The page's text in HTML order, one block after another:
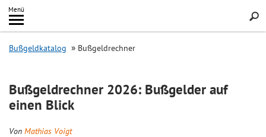
Inhalt
springen
Menü
Search
Bußgeldkatalog Bußgeldrechner
Bußgeldrechner 2026: Bußgelder auf
einen Blick
Von Mathias Voigt